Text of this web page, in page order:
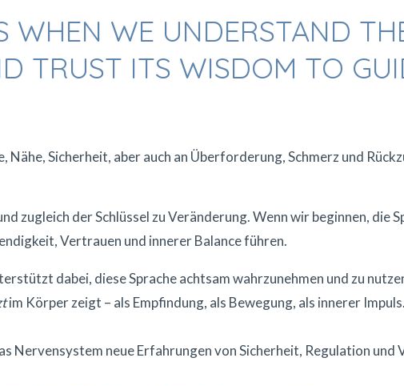
WHEN WE UNDERSTAND
TRUST ITS WISDOM TO
Nähe, Sicherheit, aber auch an Überforderung, Schmerz und
zugleich der Schlüssel zu Veränderung. Wenn wir beginnen, die
Vertrauen und innerer Balance führen.
dabei, diese Sprache achtsam wahrzunehmen und zu
im Körper zeigt – als Empfindung, als Bewegung, als innerer Impuls.
Nervensystem neue Erfahrungen von Sicherheit, Regulation und